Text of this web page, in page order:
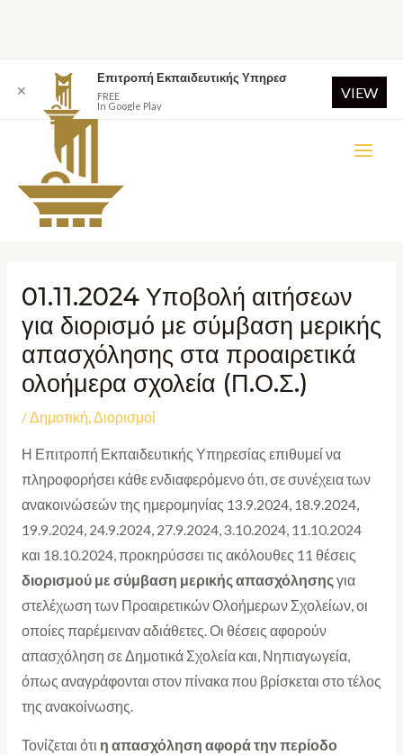
01.11.2024 Υποβολή αιτήσεων
για διορισμό με σύμβαση μερικής
απασχόλησης στα προαιρετικά
ολοήμερα σχολεία (Π.Ο.Σ.)
/Δημοτική,Διορισμοί
Η Επιτροπή Εκπαιδευτικής Υπηρεσίας επιθυμεί να
πληροφορήσει κάθε ενδιαφερόμενο ότι, σε συνέχεια των
ανακοινώσεών της ημερομηνίας 13.9.2024, 18.9.2024,
19.9.2024, 24.9.2024, 27.9.2024, 3.10.2024, 11.10.2024
και 18.10.2024, προκηρύσσει τις ακόλουθες 11 θέσεις
διορισμού με σύμβαση μερικής απασχόλησηςγια
στελέχωση των Προαιρετικών Ολοήμερων Σχολείων, οι
οποίες παρέμειναν αδιάθετες. Οι θέσεις αφορούν
απασχόληση σε Δημοτικά Σχολεία και, Νηπιαγωγεία,
όπως αναγράφονται στον πίνακα που βρίσκεται στο τέλος
της ανακοίνωσης.
Τονίζεται ότι η απασχόληση αφορά την περίοδο
✕
Επιτροπή Εκπαιδευτικής Υπηρεσ
FREE
In Google Play
VIEW